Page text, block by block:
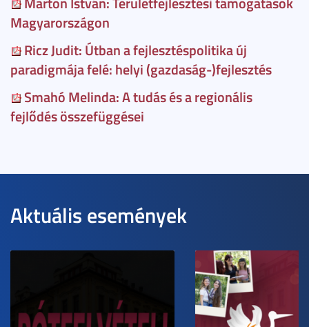
Magyarországon
Ricz Judit: Útban a fejlesztéspolitika új
paradigmája felé: helyi (gazdaság-)fejlesztés
Smahó Melinda: A tudás és a regionális
fejlődés összefüggései
Aktuális események